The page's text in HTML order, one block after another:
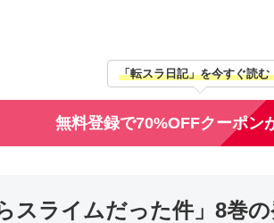
「転スラ日記」を今すぐ読む
無料登録で70%OFFクーポン
スライムだった件」8巻